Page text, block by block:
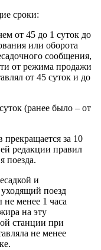
сроки:
от 45 до 1 суток до
или оборота
сообщения,
от режима продажи
от 45 суток и до
(ранее было – от
прекращается за 10
редакции правил
поезда.
и
поезд
не менее 1 часа
на эту
станции при
не менее